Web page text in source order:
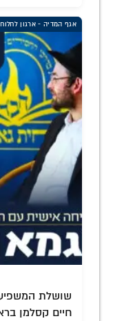
אגף המדיה - ארגון
שושלת
חיים קסלמן